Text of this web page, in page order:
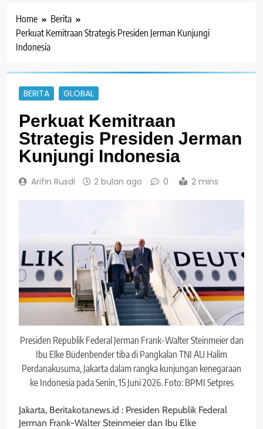
Home
Berita
Perkuat Kemitraan Strategis Presiden Jerman Kunjungi
Indonesia
BERITA GLOBAL
Perkuat Kemitraan
Strategis Presiden Jerman
Kunjungi Indonesia
Arifin Rusdi 2 bulan ago 0 2 mins
Presiden Republik Federal Jerman Frank-Walter Steinmeier dan
Ibu Elke Büdenbender tiba di Pangkalan TNI AU Halim
Perdanakusuma, Jakarta dalam rangka kunjungan kenegaraan
ke Indonesia pada Senin, 15 Juni 2026. Foto: BPMI Setpres
Jakarta, Beritakotanews.id : Presiden Republik Federal
Jerman Frank-Walter Steinmeier dan Ibu Elke